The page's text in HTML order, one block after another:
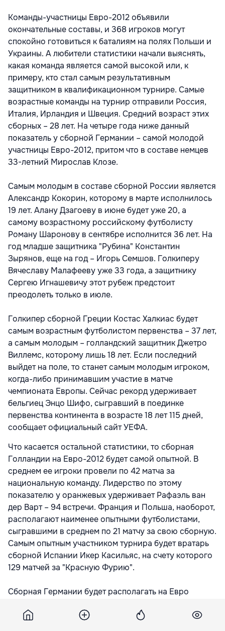
Команды-участницы Евро-2012 объявили
окончательные составы, и 368 игроков могут
спокойно готовиться к баталиям на полях Польши и
Украины. А любители статистики начали выяснять,
какая команда является самой высокой или, к
примеру, кто стал самым результативным
защитником в квалификационном турнире. Самые
возрастные команды на турнир отправили Россия,
Италия, Ирландия и Швеция. Средний возраст этих
сборных – 28 лет. На четыре года ниже данный
показатель у сборной Германии – самой молодой
участницы Евро-2012, притом что в составе немцев
33-летний Мирослав Клозе.
Самым молодым в составе сборной России является
Александр Кокорин, которому в марте исполнилось
19 лет. Алану Дзагоеву в июне будет уже 20, а
самому возрастному российскому футболисту
Роману Шаронову в сентябре исполнится 36 лет. На
год младше защитника "Рубина" Константин
Зырянов, еще на год – Игорь Семшов. Голкиперу
Вячеславу Малафееву уже 33 года, а защитнику
Сергею Игнашевичу этот рубеж предстоит
преодолеть только в июле.
Голкипер сборной Греции Костас Халкиас будет
самым возрастным футболистом первенства – 37 лет,
а самым молодым – голландский защитник Джетро
Виллемс, которому лишь 18 лет. Если последний
выйдет на поле, то станет самым молодым игроком,
когда-либо принимавшим участие в матче
чемпионата Европы. Сейчас рекорд удерживает
бельгиец Энцо Шифо, сыгравший в поединке
первенства континента в возрасте 18 лет 115 дней,
сообщает официальный сайт УЕФА.
Что касается остальной статистики, то сборная
Голландии на Евро-2012 будет самой опытной. В
среднем ее игроки провели по 42 матча за
национальную команду. Лидерство по этому
показателю у оранжевых удерживает Рафаэль ван
дер Варт – 94 встречи. Франция и Польша, наоборот,
располагают наименее опытными футболистами,
сыгравшими в среднем по 21 матчу за свою сборную.
Самым опытным участником турнира будет вратарь
сборной Испании Икер Касильяс, на счету которого
129 матчей за "Красную Фурию".
Сборная Германии будет располагать на Евро
до момента, когда немцам придется столкнуться с